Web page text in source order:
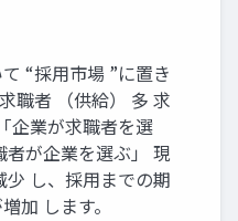
“採用市場 ”に置き
職者 （供給） 多 求
企業が求職者を選
が企業を選ぶ」 現
し、採用までの期
加 します。